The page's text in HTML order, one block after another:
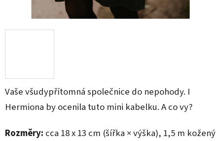
Vaše všudypřítomná společnice do nepohody. I
Hermiona by ocenila tuto mini kabelku. A co vy?
Rozměry: cca 18 x 13 cm (šířka × výška), 1,5 m kožený